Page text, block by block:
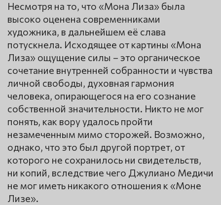
Несмотря на то, что «Мона Лиза» была
высоко оценена современниками
художника, в дальнейшем её слава
потускнела. Исходящее от картины «Мона
Лиза» ощущение силы – это органическое
сочетание внутренней собранности и чувства
личной свободы, духовная гармония
человека, опирающегося на его сознание
собственной значительности. Никто не мог
понять, как вору удалось пройти
незамеченным мимо сторожей. Возможно,
однако, что это был другой портрет, от
которого не сохранилось ни свидетельств,
ни копий, вследствие чего Джулиано Медичи
не мог иметь никакого отношения к «Моне
Лизе».